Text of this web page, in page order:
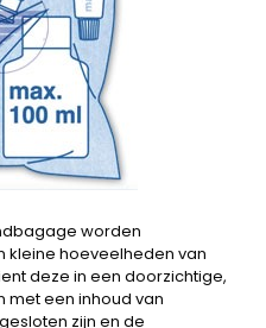
worden
kleine hoeveelheden van
deze in een doorzichtige,
met een inhoud van
zijn en de